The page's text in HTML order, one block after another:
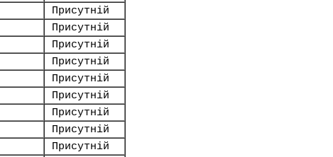
Присутній
Присутній
Присутній
Присутній
Присутній
Присутній
Присутній
Присутній
Присутній